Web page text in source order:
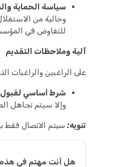
سياسة الحماية
وخالية من
للتفاوض في
آلية وملاحظات التقديم
على الراغبين والراغبات
شرط أساسي
وإلا سيتم تجاهل
تنويه:سيتم الاتصال فقط
هل أنت مهتم في